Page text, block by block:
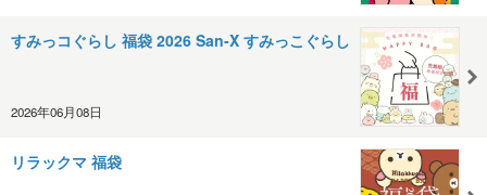
すみっコぐらし 福袋 2026 San-X すみっこぐらし
2026年06月08日
リラックマ 福袋